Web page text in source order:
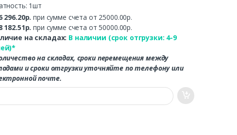
1шт
296.20р.при сумме счета от 25000.00р.
182.51р.при сумме счета от 50000.00р.
на складах: В наличии (срок отгрузки: 4-9
на складах, сроки перемещения между
и сроки отгрузки уточняйте по телефону или
почте.